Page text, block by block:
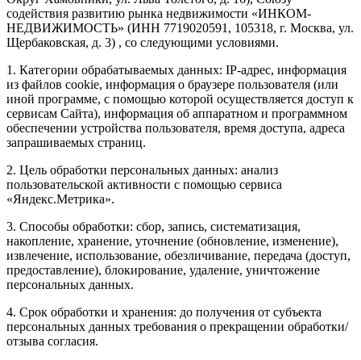
содействия развитию рынка недвижимости «ИНКОМ-
НЕДВИЖИМОСТЬ» (ИНН 7719020591, 105318, г. Москва, ул.
Щербаковская, д. 3) , со следующими условиями.
1. Категории обрабатываемых данных: IP-адрес, информация
из файлов cookie, информация о браузере пользователя (или
иной программе, с помощью которой осуществляется доступ к
сервисам Сайта), информация об аппаратном и программном
обеспечении устройства пользователя, время доступа, адреса
запрашиваемых страниц.
2. Цель обработки персональных данных: анализ
пользовательской активности с помощью сервиса
«Яндекс.Метрика».
3. Способы обработки: сбор, запись, систематизация,
накопление, хранение, уточнение (обновление, изменение),
извлечение, использование, обезличивание, передача (доступ,
предоставление), блокирование, удаление, уничтожение
персональных данных.
4. Срок обработки и хранения: до получения от субъекта
персональных данных требования о прекращении обработки/
отзыва согласия.